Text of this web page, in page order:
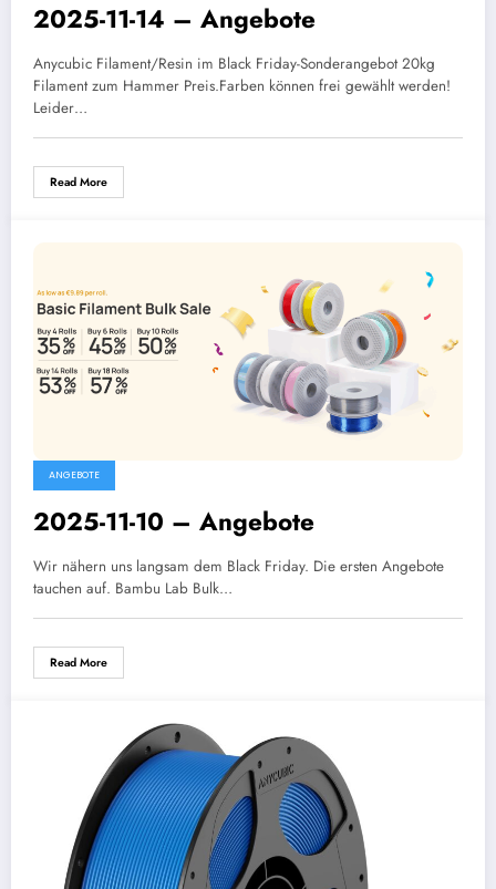
2025-11-14 – Angebote
Anycubic Filament/Resin im Black Friday-Sonderangebot 20kg
Filament zum Hammer Preis.Farben können frei gewählt werden!
Leider…
Read More
ANGEBOTE
2025-11-10 – Angebote
Wir nähern uns langsam dem Black Friday. Die ersten Angebote
tauchen auf. Bambu Lab Bulk…
Read More